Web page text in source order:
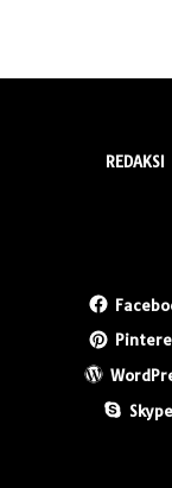
REDAKSI
Skype